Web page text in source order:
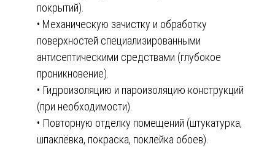
покрытий).
• Механическую зачистку и обработку
поверхностей специализированными
антисептическими средствами (глубокое
проникновение).
• Гидроизоляцию и пароизоляцию конструкций
(при необходимости).
• Повторную отделку помещений (штукатурка,
шпаклёвка, покраска, поклейка обоев).